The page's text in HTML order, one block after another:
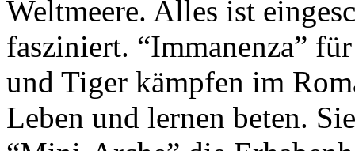
Weltmeere. Alles ist
fasziniert. “Immanenza”
und Tiger kämpfen im
Leben und lernen beten.